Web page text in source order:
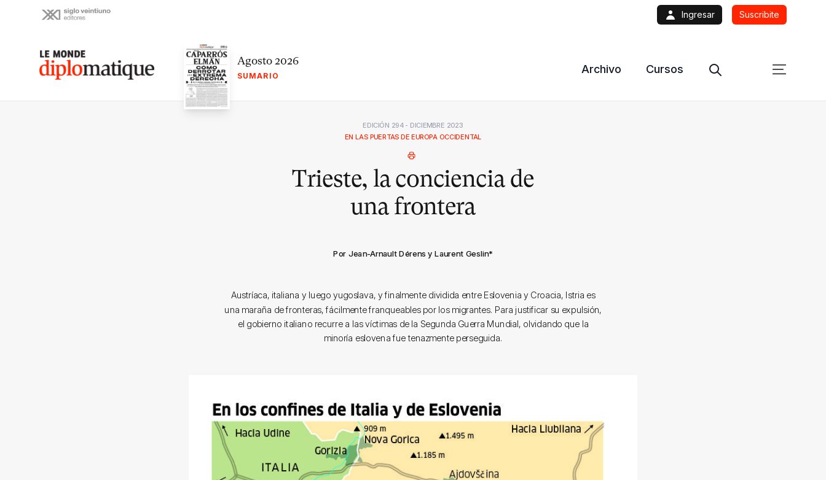
Ingresar Suscribite
Le monde diplomatique Agosto 2026
SUMARIO
Archivo Cursos
EDICIÓN 294 - DICIEMBRE 2023
EN LAS PUERTAS DE EUROPA OCCIDENTAL
Trieste, la conciencia de
una frontera
Por Jean-Arnault Dérens y Laurent Geslin*
Austríaca, italiana y luego yugoslava, y finalmente dividida entre Eslovenia y Croacia, Istria es
una maraña de fronteras, fácilmente franqueables por los migrantes. Para justificar su expulsión,
el gobierno italiano recurre a las víctimas de la Segunda Guerra Mundial, olvidando que la
minoría eslovena fue tenazmente perseguida.